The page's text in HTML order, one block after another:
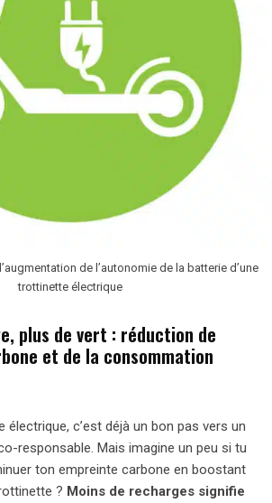
de l’autonomie de la batterie d’une
trottinette électrique
plus de vert : réduction de
et de la consommation
électrique, c’est déjà un bon pas vers un
responsable. Mais imagine un peu si tu
ton empreinte carbone en boostant
? Moins de recharges signifie